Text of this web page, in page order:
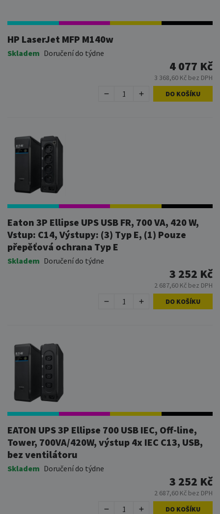
HP LaserJet MFP M140w
Skladem Doručení do týdne
4 077 Kč
3 368,60 Kč bez DPH
DO KOŠÍKU
Eaton 3P Ellipse UPS USB FR, 700 VA, 420 W,
Vstup: C14, Výstupy: (3) Typ E, (1) Pouze
přepěťová ochrana Typ E
Skladem Doručení do týdne
3 252 Kč
2 687,60 Kč bez DPH
DO KOŠÍKU
EATON UPS 3P Ellipse 700 USB IEC, Off-line,
Tower, 700VA/420W, výstup 4x IEC C13, USB,
bez ventilátoru
Skladem Doručení do týdne
3 252 Kč
2 687,60 Kč bez DPH
DO KOŠÍKU